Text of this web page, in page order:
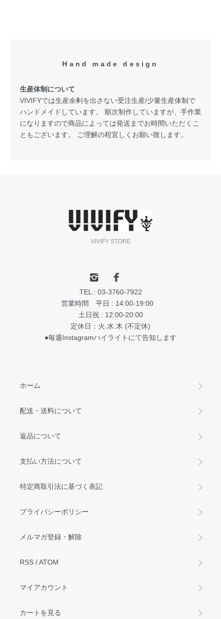
Hand made design
生産体制について
VIVIFYでは生産余剰を出さない受注生産/少量生産体制で
ハンドメイドしています。 順次制作していますが、手作業
になりますので商品によっては発送までお時間いただくこ
ともございます。 ご理解の程宜しくお願い致します。
VIVIFY STORE
TEL : 03-3760-7922
営業時間 平日 : 14:00-19:00
土日祝 : 12:00-20:00
定休日：火.水.木 (不定休)
●毎週Instagramハイライトにて告知します
ホーム
配送・送料について
返品について
支払い方法について
特定商取引法に基づく表記
プライバシーポリシー
メルマガ登録・解除
RSS /ATOM
マイアカウント
カートを見る